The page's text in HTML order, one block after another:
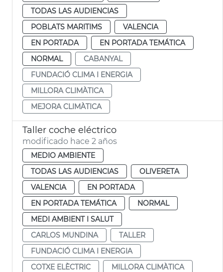
TODAS LAS AUDIENCIAS
POBLATS MARITIMS
VALENCIA
EN PORTADA
EN PORTADA TEMÁTICA
NORMAL
CABANYAL
FUNDACIÓ CLIMA I ENERGIA
MILLORA CLIMÀTICA
MEJORA CLIMÀTICA
Taller coche eléctrico
modificado hace 2 años
MEDIO AMBIENTE
TODAS LAS AUDIENCIAS
OLIVERETA
VALENCIA
EN PORTADA
EN PORTADA TEMÁTICA
NORMAL
MEDI AMBIENT I SALUT
CARLOS MUNDINA
TALLER
FUNDACIÓ CLIMA I ENERGIA
COTXE ELÈCTRIC
MILLORA CLIMÀTICA